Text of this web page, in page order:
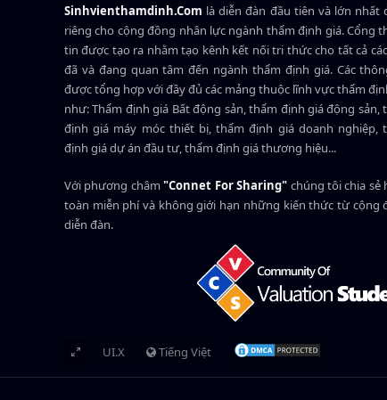
Sinhvienthamdinh.Com là diễn đàn đầu tiên và lớn nhất
riêng cho cộng đồng nhân lực ngành thẩm định giá. Cổng
tin được tạo ra nhằm tạo kênh kết nối tri thức cho tất cả
đã và đang quan tâm đến ngành thẩm định giá. Các
được tổng hợp với đầy đủ các mảng thuộc lĩnh vực thẩm
như: Thẩm định giá Bất động sản, thẩm định giá động sản,
định giá máy móc thiết bị, thẩm định giá doanh nghiệp,
định giá dự án đầu tư, thẩm định giá thương hiệu...
Với phương châm"Connet For Sharing" chúng tôi chia sẻ
toàn miễn phí và không giới hạn những kiến thức từ cộng
diễn đàn.
UI.X Tiếng Việt